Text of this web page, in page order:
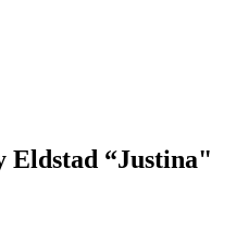
Eldstad “Justina"